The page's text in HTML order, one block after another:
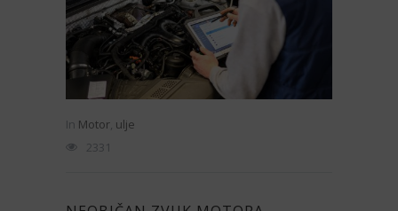
In Motor, ulje
2331